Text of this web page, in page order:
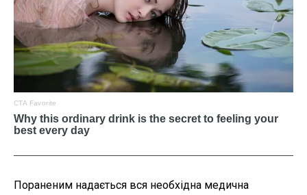
Пораненим надається вся необхідна медична